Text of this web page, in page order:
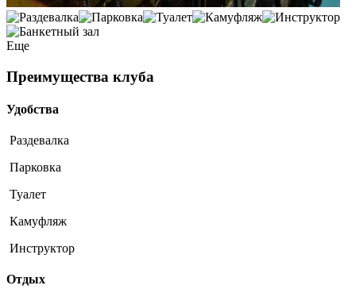
Еще
Преимущества клуба
Удобства
Раздевалка
Парковка
Туалет
Камуфляж
Инструктор
Отдых